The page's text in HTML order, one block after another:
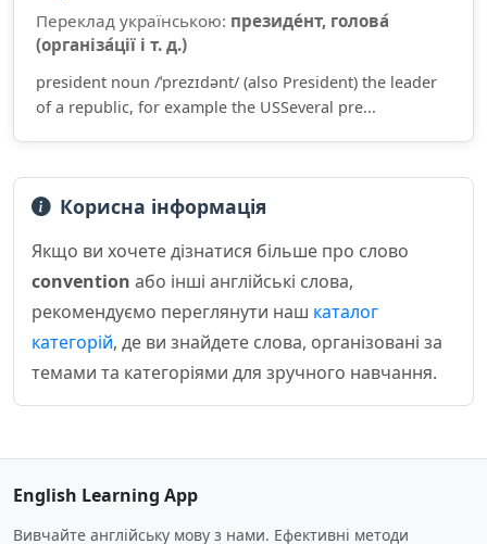
Переклад українською: президе́нт, голова́
(організа́ції і т. д.)
president noun /ˈprezɪdənt/ (also President) the leader
of a republic, for example the USSeveral pre...
Корисна інформація
Якщо ви хочете дізнатися більше про слово
convention або інші англійські слова,
рекомендуємо переглянути наш каталог
категорій, де ви знайдете слова, організовані за
темами та категоріями для зручного навчання.
English Learning App
Вивчайте англійську мову з нами. Ефективні методи